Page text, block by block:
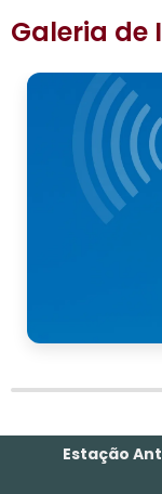
Galeria de
Estação